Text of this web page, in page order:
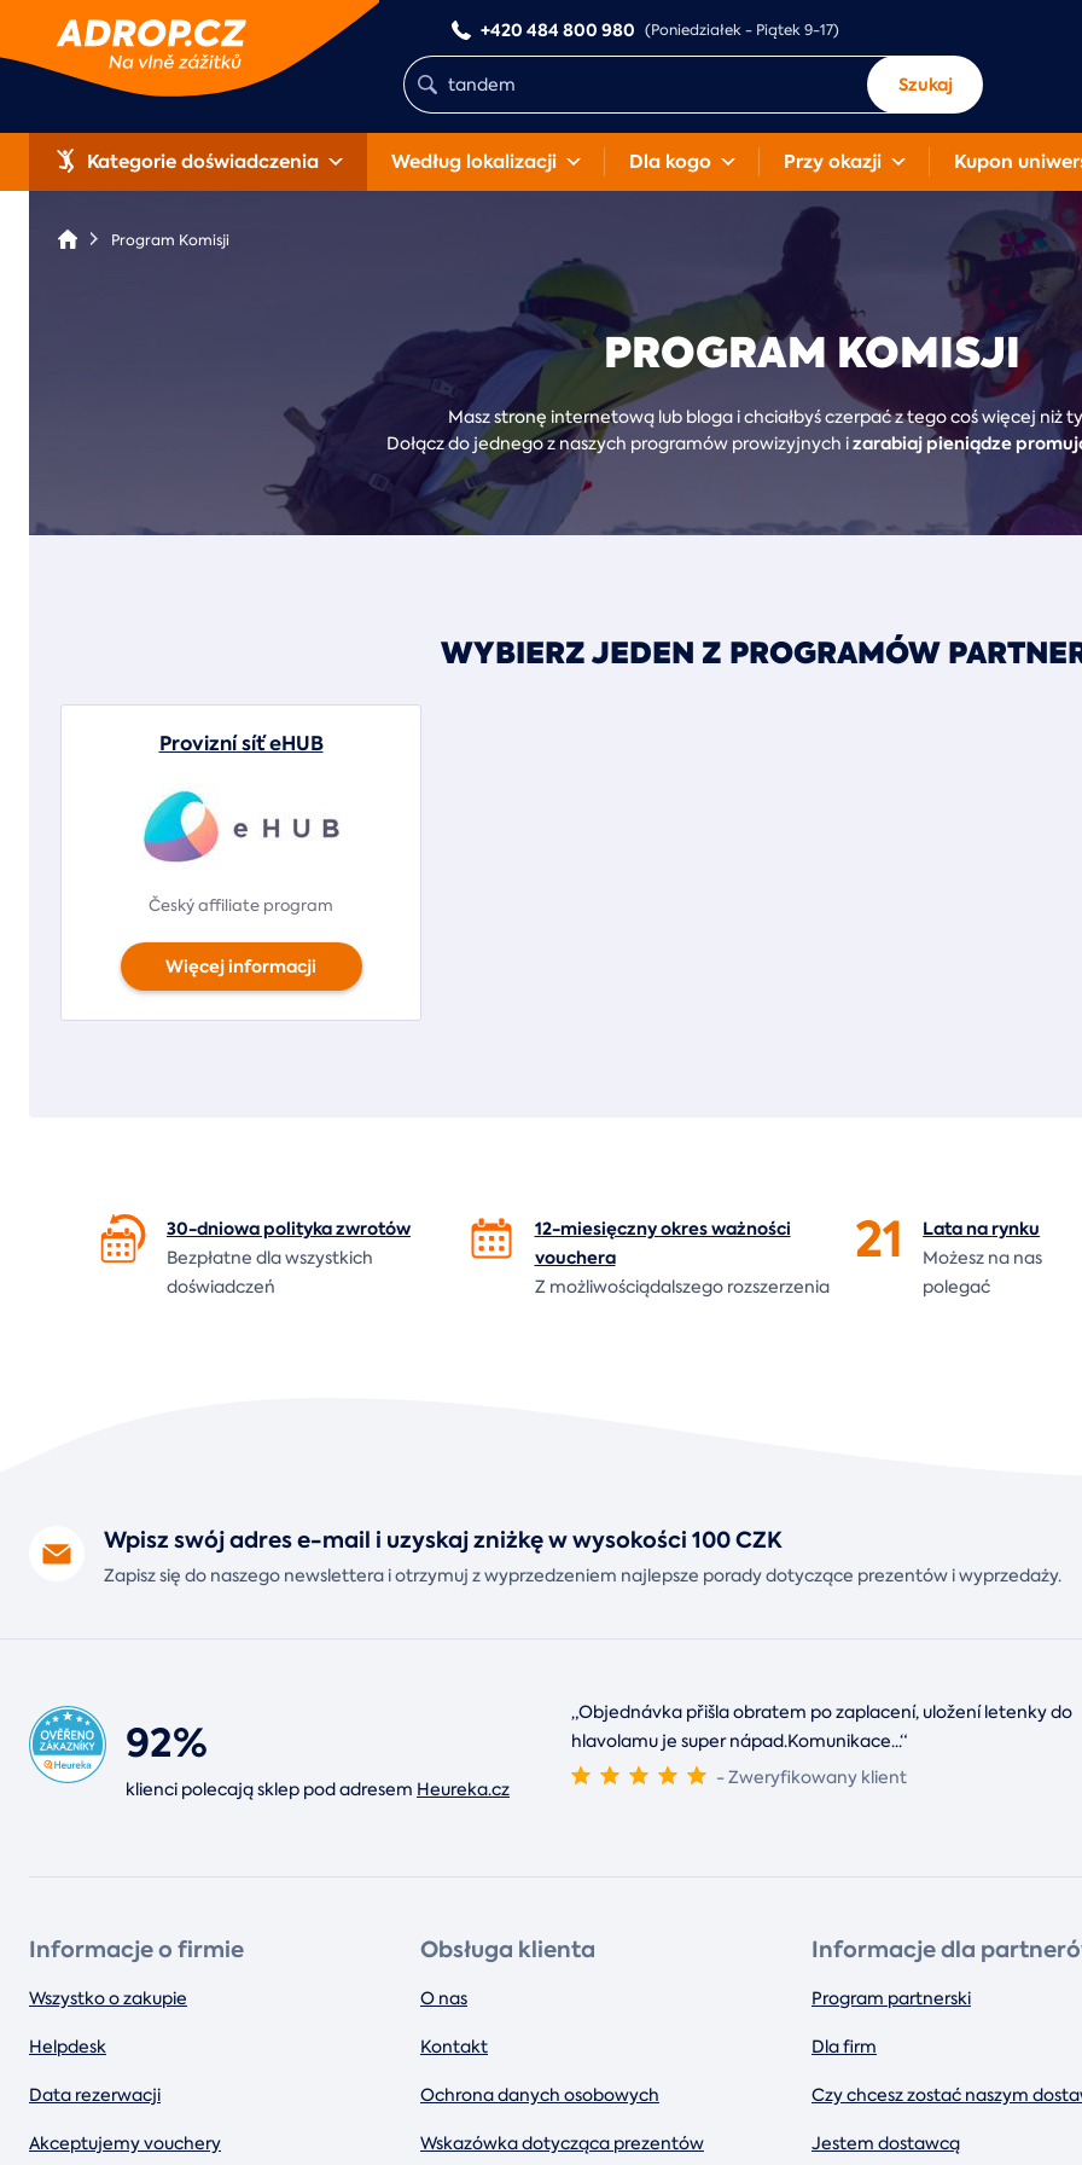
+420 484 800 980 (Poniedziałek - Piątek 9-17)
Szukaj
Kategorie doświadczenia Według lokalizacji Dla kogo Przy okazji Kupon
Program Komisji
PROGRAM KOMISJI
Masz stronę internetową lub bloga i chciałbyś czerpać z tego coś więcej niż
Dołącz do jednego z naszych programów prowizyjnych izarabiaj pieniądze
WYBIERZ JEDEN Z PROGRAMÓW
Provizní síť eHUB
Český affiliate program
Więcej informacji
30-dniowa politykazwrotów
Bezpłatne dla wszystkich
doświadczeń
12-miesięczny okres ważności
vouchera
Z możliwościądalszego rozszerzenia
21 Lata narynku
Możesz na nas
polegać
Wpisz swój adres e-mail i uzyskaj zniżkę w wysokości 100 CZK
Zapisz się do naszego newslettera i otrzymuj z wyprzedzeniem najlepsze porady dotyczące prezentów i wyprzedaży.
92%
klienci polecają sklep pod adresem Heureka.cz
„Objednávka přišla obratem po zaplacení, uložení letenky do
hlavolamu je super nápad.Komunikace...“
- Zweryfikowany klient
Informacje o firmie
Wszystko o zakupie
Helpdesk
Data rezerwacji
Akceptujemy vouchery
Obsługa klienta
O nas
Kontakt
Ochrona danych osobowych
Wskazówka dotycząca prezentów
Informacje dla
Program partnerski
Dla firm
Czy chcesz zostać naszym
Jestem dostawcą